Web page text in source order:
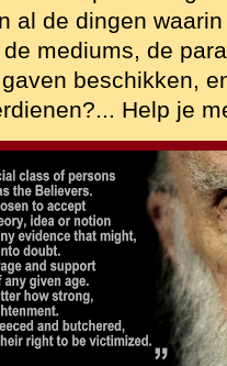
al de dingen
mediums, de
beschikken,
Help je